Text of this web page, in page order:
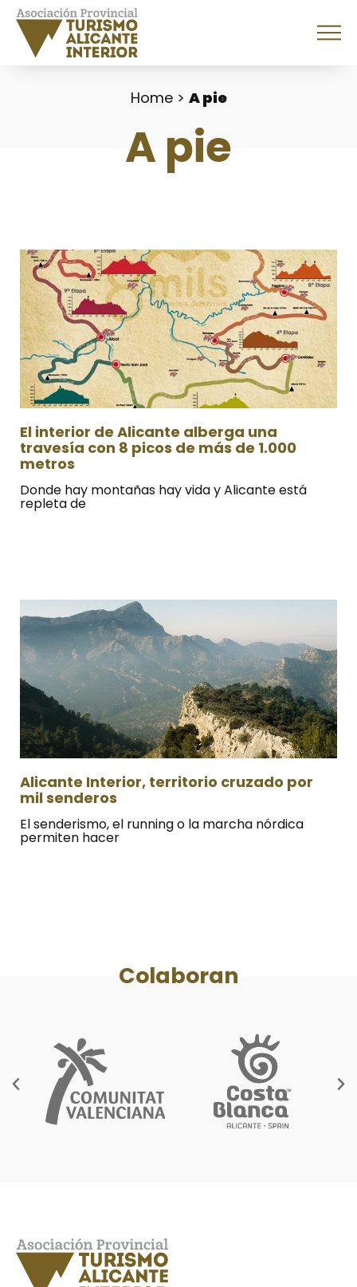
Home> A pie
A pie
El interior de Alicante alberga una
travesía con 8 picos de más de 1.000
metros
Donde hay montañas hay vida y Alicante está
repleta de
Alicante Interior, territorio cruzado por
mil senderos
El senderismo, el running o la marcha nórdica
permiten hacer
Colaboran